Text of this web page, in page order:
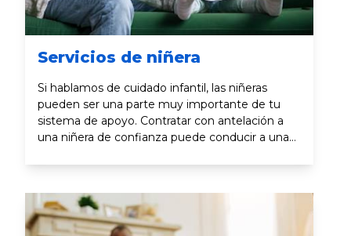
Servicios de niñera
Si hablamos de cuidado infantil, las niñeras
pueden ser una parte muy importante de tu
sistema de apoyo. Contratar con antelación a
una niñera de confianza puede conducir a una